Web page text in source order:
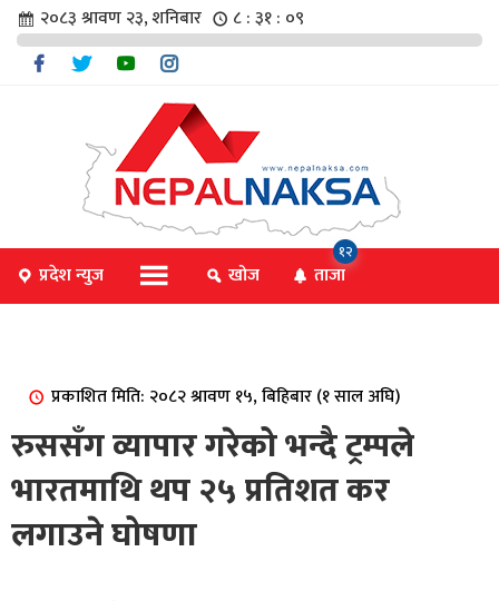
२०८३ श्रावण २३, शनिबार ८ : ३१ : ०९
प्रदेश न्युज खोज ताजा
१२
प्रकाशित मिति: २०८२ श्रावण १५, बिहिबार (१ साल अघि)
रुससँग व्यापार गरेको भन्दै ट्रम्पले
भारतमाथि थप २५ प्रतिशत कर
लगाउने घोषणा